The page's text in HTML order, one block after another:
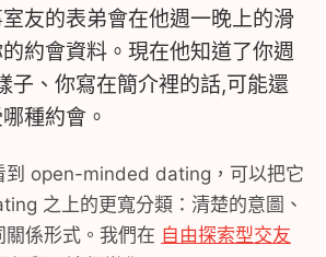
友的表弟會在他週一晚上的滑
約會資料。現在他知道了你週
子、你寫在簡介裡的話,可能還
種約會。
到 open-minded dating，可以把它
之上的更寬分類：清楚的意圖、
係形式。我們在 自由探索型交友